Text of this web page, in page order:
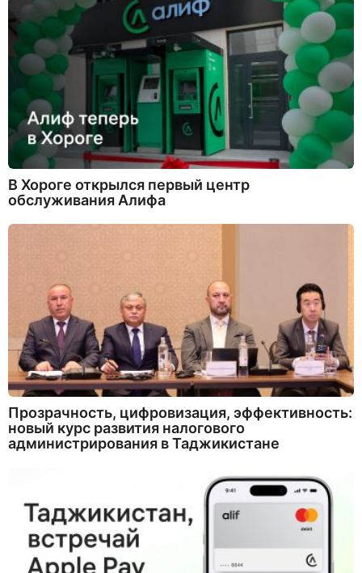
В Хороге открылся первый центр
обслуживания Алифа
Прозрачность, цифровизация, эффективность:
новый курс развития налогового
администрирования в Таджикистане